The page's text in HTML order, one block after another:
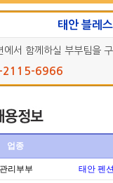
태안 블레
에서 함께하실 부부팀을
2115-6966
업종
리부부 태안 펜